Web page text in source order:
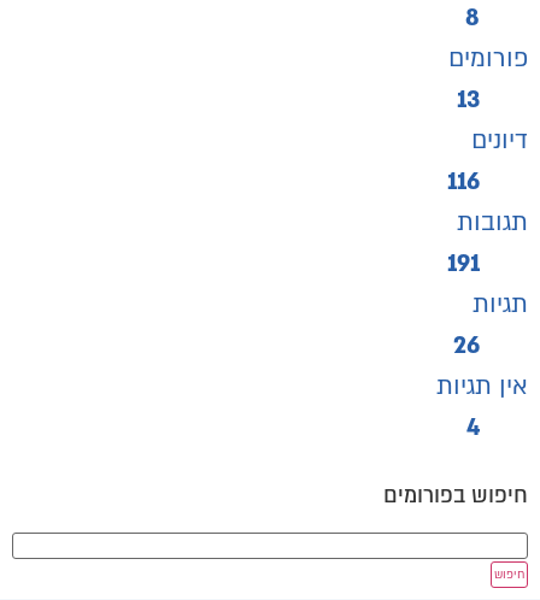
8
פורומים
13
דיונים
116
תגובות
191
תגיות
26
אין תגיות
4
חיפוש בפורומים